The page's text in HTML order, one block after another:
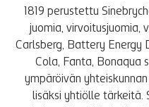
1819 perustettu
juomia, virvoitusjuomia,
Carlsberg, Battery Energy
Cola, Fanta, Bonaqua
ympäröivän
lisäksi yhtiölle tärkeitä.